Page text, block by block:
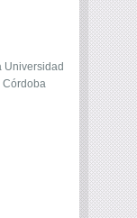
Universidad